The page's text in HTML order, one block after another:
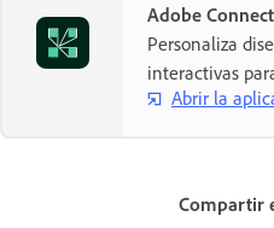
Adobe Connect
Personaliza
interactivas
Abrir la
Compartir